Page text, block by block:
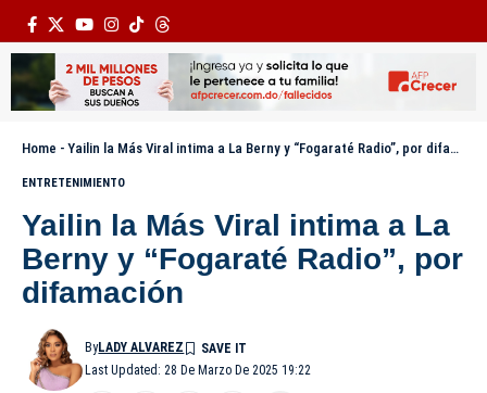
Home - Yailin la Más Viral intima a La Berny y “Fogaraté Radio”, por difamación
ENTRETENIMIENTO
Yailin la Más Viral intima a La
Berny y “Fogaraté Radio”, por
difamación
Last Updated: 28 De Marzo De 2025 19:22
ByLADY ALVAREZ